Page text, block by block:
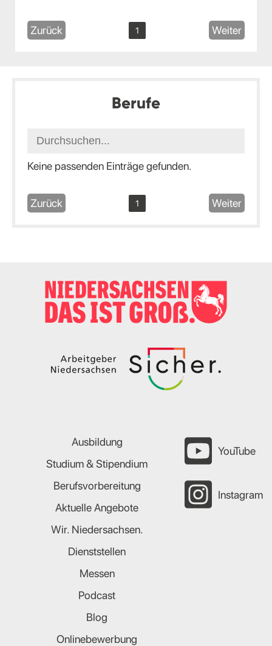
Zurück 1 Weiter
Berufe
Keine passenden Einträge gefunden.
Zurück 1 Weiter
Ausbildung
Studium & Stipendium
Berufsvorbereitung
Aktuelle Angebote
Wir. Niedersachsen.
Dienststellen
Messen
Podcast
Blog
Onlinebewerbung
YouTube
Instagram